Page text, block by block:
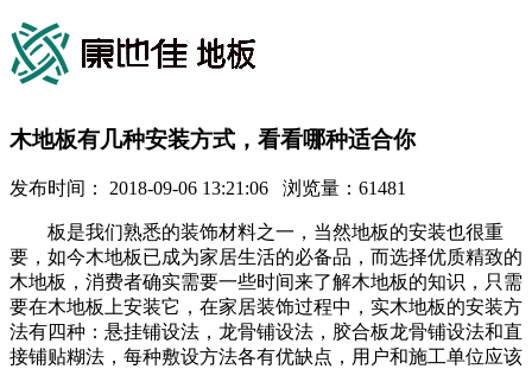
木地板有几种安装方式，看看哪种适合你
发布时间： 2018-09-06 13:21:06 浏览量：61481
板是我们熟悉的装饰材料之一，当然地板的安装也很重
要，如今木地板已成为家居生活的必备品，而选择优质精致的
木地板，消费者确实需要一些时间来了解木地板的知识，只需
要在木地板上安装它，在家居装饰过程中，实木地板的安装方
法有四种：悬挂铺设法，龙骨铺设法，胶合板龙骨铺设法和直
接铺贴糊法，每种敷设方法各有优缺点，用户和施工单位应该